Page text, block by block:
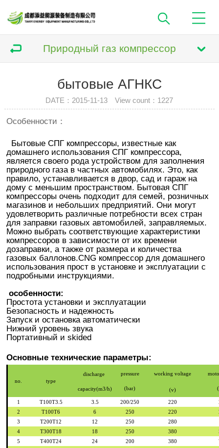
Природный газ компрессор
бытовые АГНКС
DATE：2015-11-13 View count： 1227
Особенности：
Бытовые СПГ компрессоры, известные как
домашнего использования СПГ компрессора,
является своего рода устройством для заполнения
природного газа в частных автомобилях. Это, как
правило, устанавливается в двор, сад и гараж на
дому с меньшим пространством. Бытовая СПГ
компрессоры очень подходит для семей, розничных
магазинов и небольших предприятий. Они могут
удовлетворить различные потребности всех стран
для заправки газовых автомобилей, заправляемых.
Можно выбрать соответствующие характеристики
компрессоров в зависимости от их времени
дозаправки, а также от размера и количества
газовых баллонов.CNG компрессор для домашнего
использования прост в установке и эксплуатации с
подробными инструкциями.
особенности:
Простота установки и эксплуатации
Безопасность и надежность
Запуск и остановка автоматически
Нижний уровень звука
Портативный и skided
Основные технические параметры:
no. type
discharge
capacity(m3/h)
pressure
(bar)
working voltage
(v)
1 T100T3.5 3.5 200/250 220
2
T100T6 6 250 220
3
T200T12 12 250
280
4
T300T18 18 250 380
5
T400T24 24 200 380